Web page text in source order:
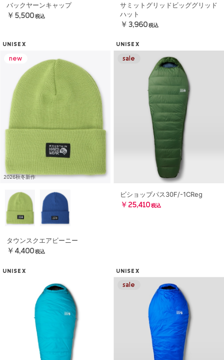
バックヤーンキャップ
￥5,500 税込
サミットグリッドビッググリッド
ハット
￥3,960 税込
UNISEX
2026秋冬新作
タウンスクエアビーニー
￥4,400 税込
UNISEX
ビショップパス30F/-1CReg
￥25,410 税込
UNISEX UNISEX